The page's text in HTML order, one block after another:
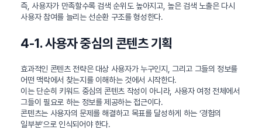
즉, 사용자가 만족할수록 검색 순위도 높아지고, 높은 검색 노출은 다시
사용자 참여를 늘리는 선순환 구조를 형성한다.
4-1. 사용자 중심의 콘텐츠 기획
효과적인 콘텐츠 전략은 대상 사용자가 누구인지, 그리고 그들의 정보를
어떤 맥락에서 찾는지를 이해하는 것에서 시작한다.
이는 단순히 키워드 중심의 콘텐츠 작성이 아니라, 사용자 여정 전체에서
그들이 필요로 하는 정보를 제공하는 접근이다.
콘텐츠는 사용자의 문제를 해결하고 목표를 달성하게 하는 ‘경험의
일부분’으로 인식되어야 한다.